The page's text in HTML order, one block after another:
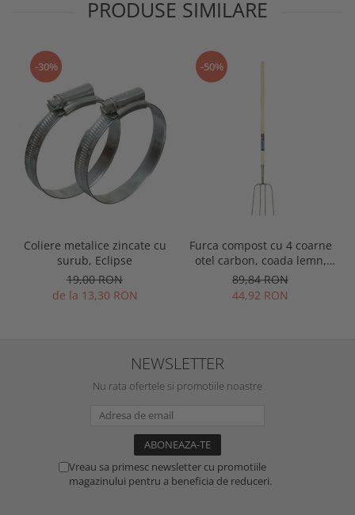
PRODUSE SIMILARE
-30%
Coliere metalice zincate cu
surub, Eclipse
19,00 RON
de la 13,30 RON
-50%
Furca compost cu 4 coarne
otel carbon, coada lemn,
Spear & Jackson Neverbend
Professional
89,84 RON
44,92 RON
NEWSLETTER
Nu rata ofertele si promotiile noastre
Vreau sa primesc newsletter cu promotiile
magazinului pentru a beneficia de reduceri.